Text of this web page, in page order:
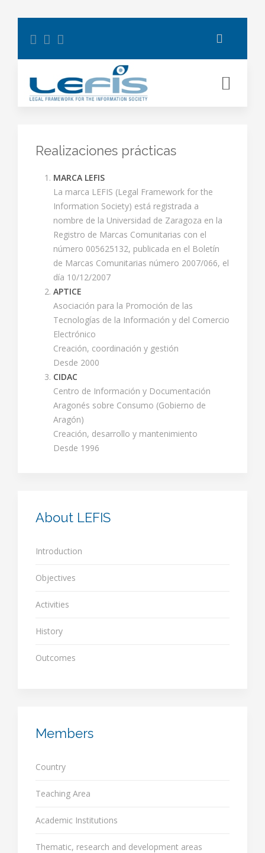
Realizaciones prácticas
MARCA LEFIS
La marca LEFIS (Legal Framework for the
Information Society) está registrada a
nombre de la Universidad de Zaragoza en la
Registro de Marcas Comunitarias con el
número 005625132, publicada en el Boletín
de Marcas Comunitarias número 2007/066, el
día 10/12/2007
APTICE
Asociación para la Promoción de las
Tecnologías de la Información y del Comercio
Electrónico
Creación, coordinación y gestión
Desde 2000
CIDAC
Centro de Información y Documentación
Aragonés sobre Consumo (Gobierno de
Aragón)
Creación, desarrollo y mantenimiento
Desde 1996
About LEFIS
Introduction
Objectives
Activities
History
Outcomes
Members
Country
Teaching Area
Academic Institutions
Thematic, research and development areas